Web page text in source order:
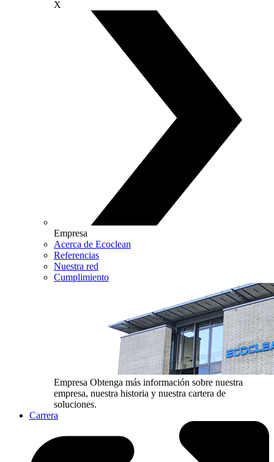
X
Empresa
Acerca de Ecoclean
Referencias
Nuestra red
Cumplimiento
Empresa Obtenga más información sobre nuestra
empresa, nuestra historia y nuestra cartera de
soluciones.
Carrera